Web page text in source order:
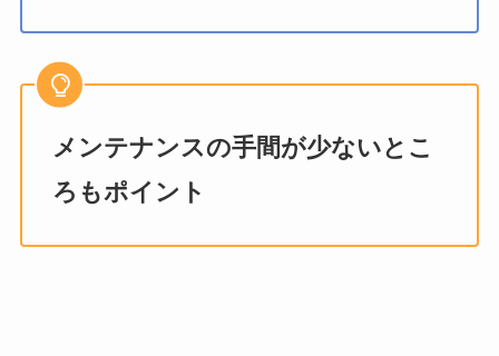
メンテナンスの手間が少ないとこ
ろもポイント